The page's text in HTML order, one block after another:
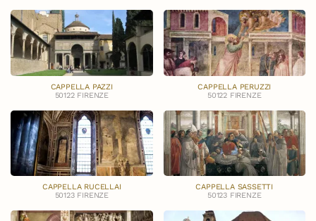
CAPPELLA PAZZI
50122 FIRENZE
CAPPELLA PERUZZI
50122 FIRENZE
CAPPELLA RUCELLAI
50123 FIRENZE
CAPPELLA SASSETTI
50123 FIRENZE